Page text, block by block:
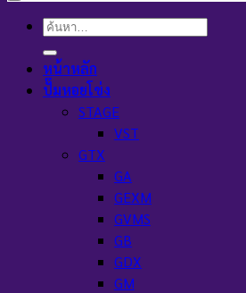
ค้นหา:
หน้าหลัก
ปั๊มหอยโข่ง
STAGE
VST
GTX
GA
GEXM
GVMS
GB
GDX
GM